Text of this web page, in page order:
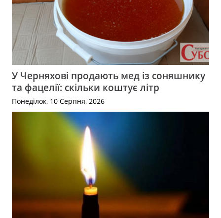
У Черняхові продають мед із соняшнику
та фацелії: скільки коштує літр
Понеділок, 10 Серпня, 2026